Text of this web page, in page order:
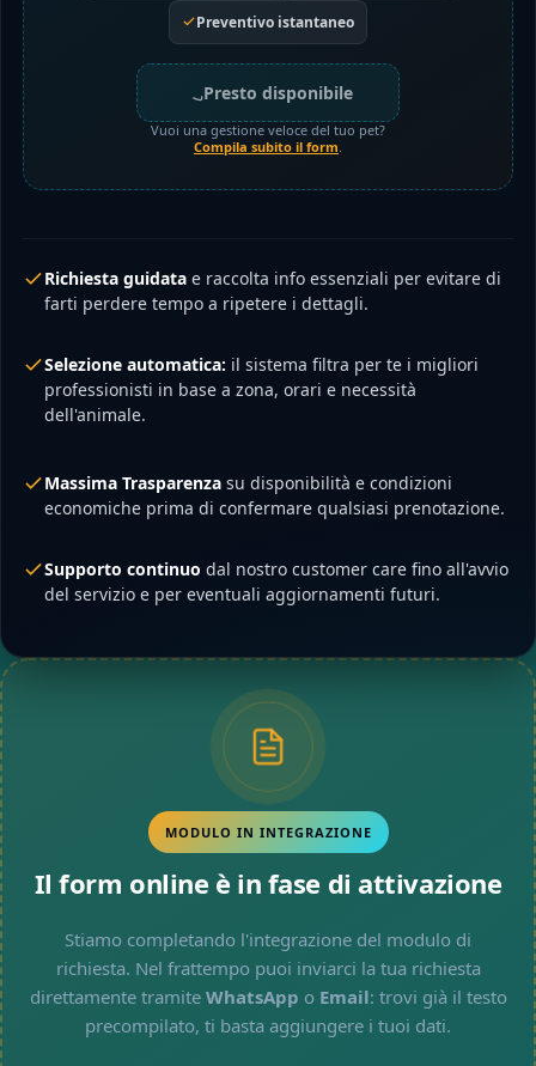
Preventivo istantaneo
Presto disponibile
Vuoi una gestione veloce del tuo pet?
Compila subito il form
Richiesta guidata e raccolta info essenziali per evitare di
farti perdere tempo a ripetere i dettagli.
Selezione automatica: il sistema filtra per te i migliori
professionisti in base a zona, orari e necessità
dell'animale.
Massima Trasparenza su disponibilità e condizioni
economiche prima di confermare qualsiasi prenotazione.
Supporto continuo dal nostro customer care fino all'avvio
del servizio e per eventuali aggiornamenti futuri.
MODULO IN INTEGRAZIONE
Il form online è in fase di attivazione
Stiamo completando l'integrazione del modulo di
richiesta. Nel frattempo puoi inviarci la tua richiesta
direttamente tramite WhatsApp o Email: trovi già il testo
precompilato, ti basta aggiungere i tuoi dati.